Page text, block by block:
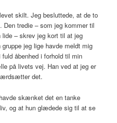
skilt. Jeg besluttede, at de to
tredie – som jeg kommer til
– skrev jeg kort til at jeg
jeg lige havde meldt mig
åbenhed i forhold til min
på livets vej. Han ved at jeg er
det.
skænket det en tanke
og at hun glædede sig til at se